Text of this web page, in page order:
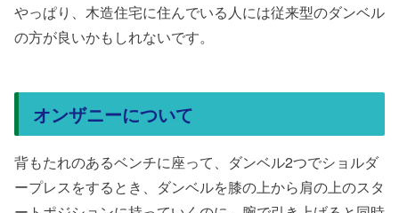
やっぱり、木造住宅に住んでいる人には従来型のダンベル
の方が良いかもしれないです。
オンザニーについて
背もたれのあるベンチに座って、ダンベル2つでショルダ
ープレスをするとき、ダンベルを膝の上から肩の上のスタ